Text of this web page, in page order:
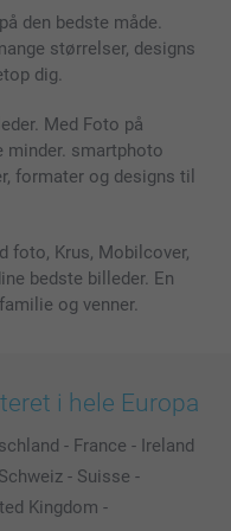
den bedste måde.
størrelser, designs
dig.
Med Foto på
minder. smartphoto
formater og designs til
foto, Krus, Mobilcover,
bedste billeder. En
og venner.
i hele Europa
- France - Ireland
Schweiz - Suisse -
Kingdom -